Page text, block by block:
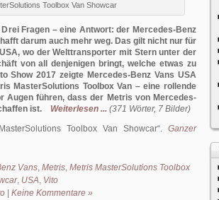
Toolbox Van Showcar
Fragen – eine Antwort: der Mercedes-Benz
darum auch mehr weg. Das gilt nicht nur für
wo der Welttransporter mit Stern unter der
von all denjenigen bringt, welche etwas zu
Show 2017 zeigte Mercedes-Benz Vans USA
MasterSolutions Toolbox Van – eine rollende
Augen führen, dass der Metris von Mercedes-
ist.
Weiterlesen ... (371 Wörter, 7 Bilder)
Toolbox Van Showcar . Ganzer
Vans, Metris, Metris MasterSolutions Toolbox
, USA, Vito
| Keine Kommentare »